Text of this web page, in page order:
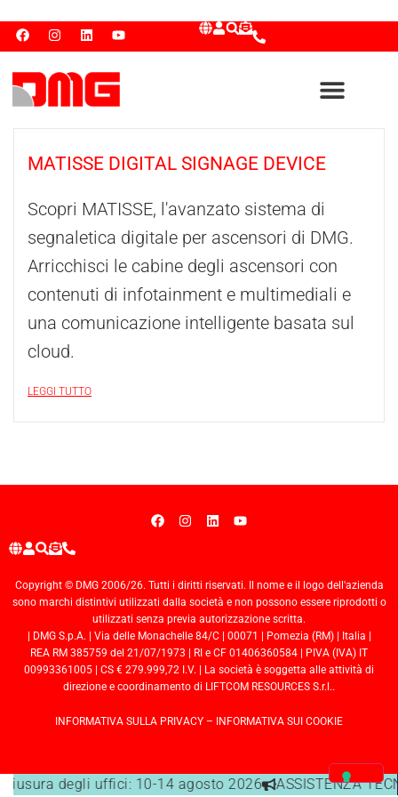
MATISSE DIGITAL SIGNAGE DEVICE
Scopri MATISSE, l'avanzato sistema di
segnaletica digitale per ascensori di DMG.
Arricchisci le cabine degli ascensori con
contenuti di infotainment e multimediali e
una comunicazione intelligente basata sul
cloud.
LEGGI TUTTO
Copyright © DMG 2006/26. Tutti i diritti riservati. Il nome e il logo dell'azienda
sono marchi distintivi utilizzati dalla società e non possono essere riprodotti o
utilizzati senza previa autorizzazione scritta.
| DMG S.p.A. | Via delle Monachelle 84/C | 00071 | Pomezia (RM) | Italia |
REA RM 385759 del 21/07/1973 | RI e CF 01406360584 | PIVA (IVA) IT
00993361005 | CS € 279.999,72 I.V. | La società è soggetta alle attività di
direzione e coordinamento di LIFTCOM RESOURCES S.r.l..
INFORMATIVA SULLA PRIVACY – INFORMATIVA SUI COOKIE
degli uffici: 10-14 agosto 2026 ASSISTENZA